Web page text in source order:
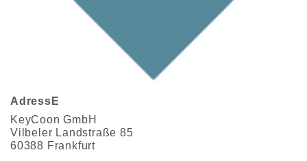
AdressE
KeyCoon GmbH
Vilbeler Landstraße 85
60388 Frankfurt